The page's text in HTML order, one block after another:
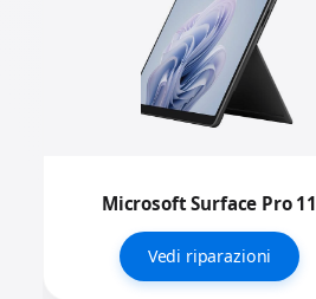
Microsoft Surface Pro 11
Vedi riparazioni